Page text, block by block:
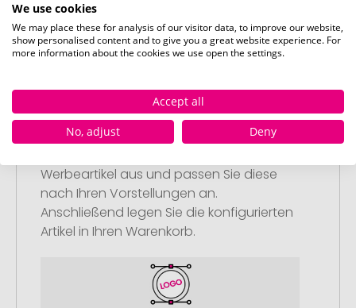
Schritt 1:
Artikelkonfiguration
Werbeartikel aus und passen Sie diese
nach Ihren Vorstellungen an.
Anschließend legen Sie die konfigurierten
Artikel in Ihren Warenkorb.
We use cookies
We may place these for analysis of our visitor data, to improve our website,
show personalised content and to give you a great website experience. For
more information about the cookies we use open the settings.
Accept all
No, adjust
Deny